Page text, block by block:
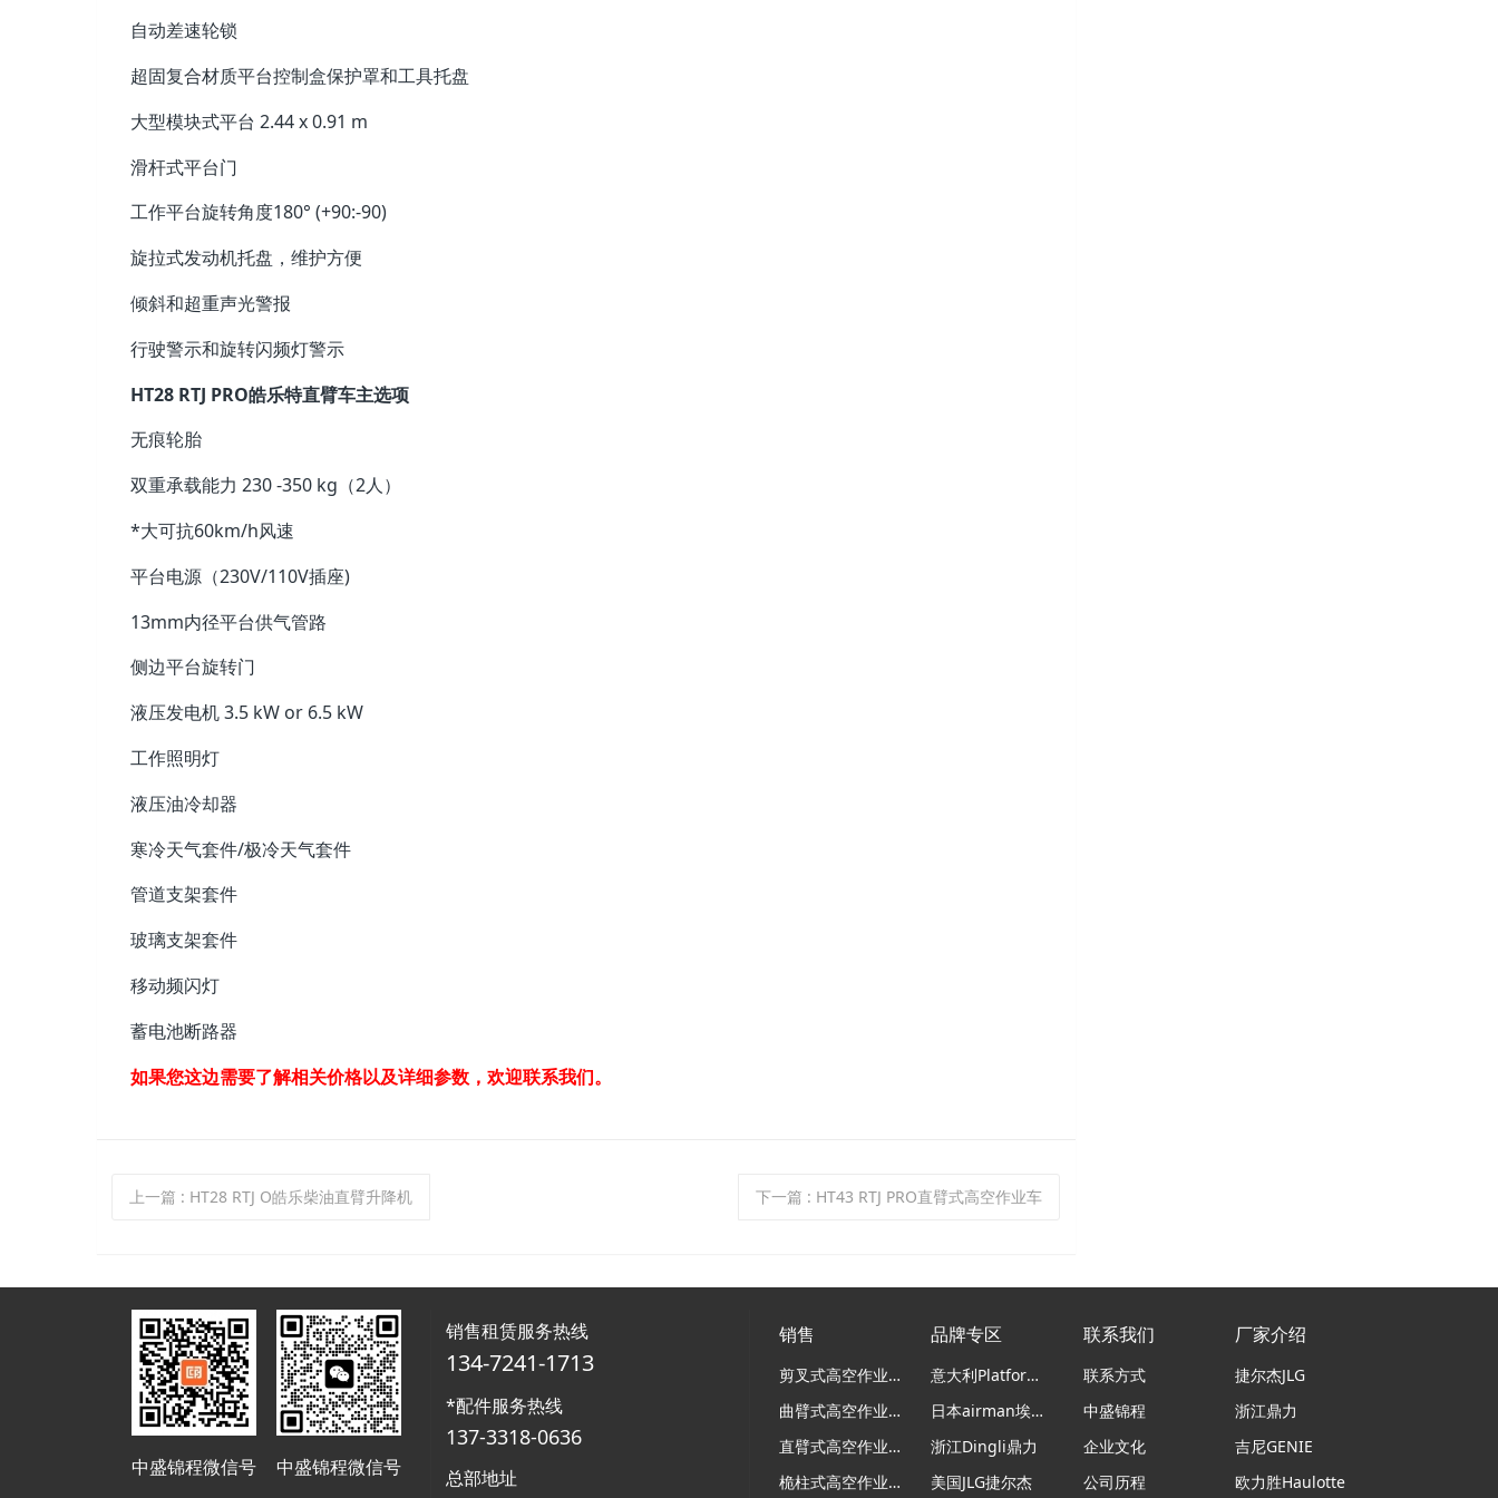
自动差速轮锁
超固复合材质平台控制盒保护罩和工具托盘
大型模块式平台 2.44 x 0.91 m
滑杆式平台门
工作平台旋转角度180° (+90:-90)
旋拉式发动机托盘，维护方便
倾斜和超重声光警报
行驶警示和旋转闪频灯警示
HT28 RTJ PRO皓乐特直臂车主选项
无痕轮胎
双重承载能力 230 -350 kg（2人）
*大可抗60km/h风速
平台电源（230V/110V插座)
13mm内径平台供气管路
侧边平台旋转门
液压发电机 3.5 kW or 6.5 kW
工作照明灯
液压油冷却器
寒冷天气套件/极冷天气套件
管道支架套件
玻璃支架套件
移动频闪灯
蓄电池断路器
如果您这边需要了解相关价格以及详细参数，欢迎联系我们。
上一篇 : HT28 RTJ O皓乐柴油直臂升降机 下一篇 : HT43 RTJ PRO直臂式高空作业车
中盛锦程微信号 中盛锦程微信号
销售租赁服务热线
134-7241-1713
*配件服务热线
137-3318-0636
总部地址
销售
剪叉式高空作业平台
曲臂式高空作业平台
直臂式高空作业平台
桅柱式高空作业平台
品牌专区
意大利Platform Basket蜘蛛车
日本airman埃尔曼
浙江Dingli鼎力
美国JLG捷尔杰
联系我们
联系方式
中盛锦程
企业文化
公司历程
厂家介绍
捷尔杰JLG
浙江鼎力
吉尼GENIE
欧力胜Haulotte